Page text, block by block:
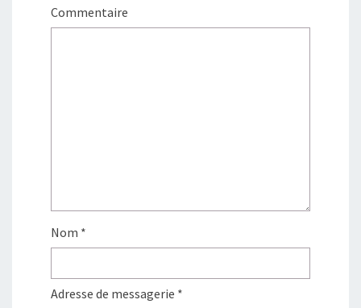
Commentaire
Nom *
Adresse de messagerie *